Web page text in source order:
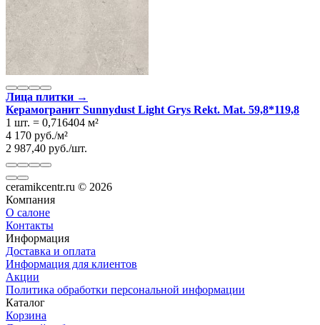
Лица плитки →
Керамогранит Sunnydust Light Grys Rekt. Mat. 59,8*119,8
1 шт. = 0,716404 м²
4 170 руб./м²
2 987,40 руб./шт.
ceramikcentr.ru © 2026
Компания
О салоне
Контакты
Информация
Доставка и оплата
Информация для клиентов
Акции
Политика обработки персональной информации
Каталог
Корзина